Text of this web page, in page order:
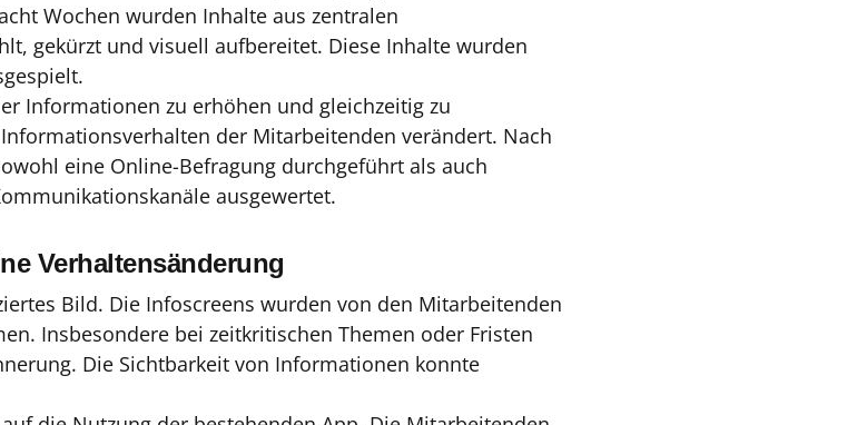
Wochen wurden Inhalte aus zentralen
gekürzt und visuell aufbereitet. Diese Inhalte wurden
Informationen zu erhöhen und gleichzeitig zu
der Mitarbeitenden verändert. Nach
eine Online-Befragung durchgeführt als auch
ausgewertet.
Verhaltensänderung
Bild. Die Infoscreens wurden von den Mitarbeitenden
Insbesondere bei zeitkritischen Themen oder Fristen
Die Sichtbarkeit von Informationen konnte